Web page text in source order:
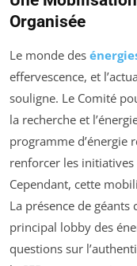
Organisée
Le monde des
effervescence, et
souligne. Le Comité
la recherche et
programme d’énergie
renforcer les
Cependant, cette
La présence de géants
principal lobby des
questions sur